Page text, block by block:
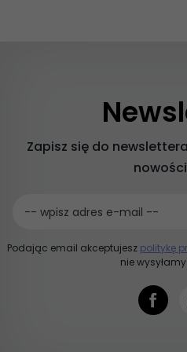
Zapisz się do
-- wpisz adres e-mail --
Podając email akceptujesz politykę
nie